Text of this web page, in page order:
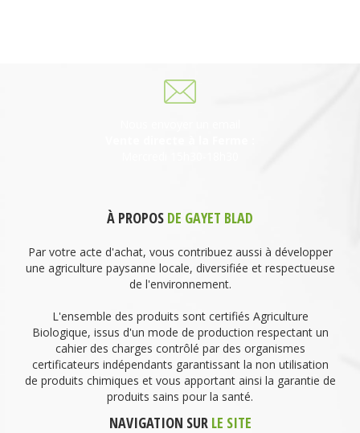
À PROPOS DE GAYET BLAD
Par votre acte d'achat, vous contribuez aussi à développer
une agriculture paysanne locale, diversifiée et respectueuse
de l'environnement.
L'ensemble des produits sont certifiés Agriculture
Biologique, issus d'un mode de production respectant un
cahier des charges contrôlé par des organismes
certificateurs indépendants garantissant la non utilisation
de produits chimiques et vous apportant ainsi la garantie de
produits sains pour la santé.
NAVIGATION SUR LE SITE